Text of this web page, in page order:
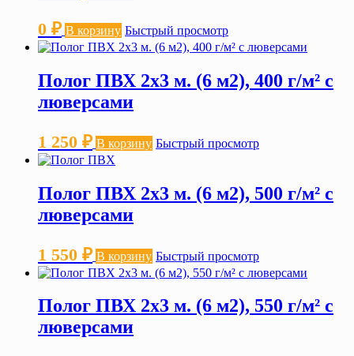
0 ₽ В корзину Быстрый просмотр
Полог ПВХ 2х3 м. (6 м2), 400 г/м² с
люверсами
1 250 ₽ В корзину Быстрый просмотр
Полог ПВХ 2х3 м. (6 м2), 500 г/м² с
люверсами
1 550 ₽ В корзину Быстрый просмотр
Полог ПВХ 2х3 м. (6 м2), 550 г/м² с
люверсами